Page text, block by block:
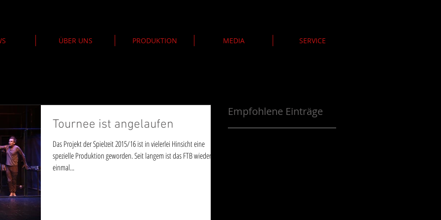
ÜBER UNS PRODUKTION MEDIA SERVICE
Tournee ist angelaufen
Das Projekt der Spielzeit 2015/16 ist in vielerlei Hinsicht eine
spezielle Produktion geworden. Seit langem ist das FTB wieder
einmal...
Empfohlene Einträge